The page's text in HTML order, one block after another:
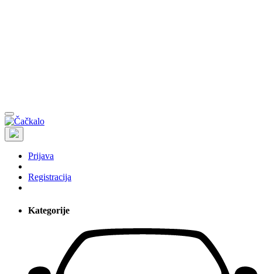
Prijava
Registracija
Kategorije